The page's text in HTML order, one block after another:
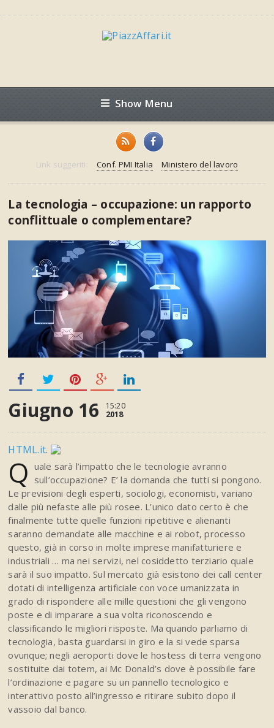
Show Menu
Link suggeriti: Conf. PMI Italia Ministero del lavoro
La tecnologia – occupazione: un rapporto
conflittuale o complementare?
Giugno 16 15:20
2018
HTML.it.
Q uale sarà l’impatto che le tecnologie avranno
sull’occupazione? E’ la domanda che tutti si pongono.
Le previsioni degli esperti, sociologi, economisti, variano
dalle più nefaste alle più rosee. L’unico dato certo è che
finalmente tutte quelle funzioni ripetitive e alienanti
saranno demandate alle macchine e ai robot, processo
questo, già in corso in molte imprese manifatturiere e
industriali … ma nei servizi, nel cosiddetto terziario quale
sarà il suo impatto. Sul mercato già esistono dei call center
dotati di intelligenza artificiale con voce umanizzata in
grado di rispondere alle mille questioni che gli vengono
poste e di imparare a sua volta riconoscendo e
classificando le migliori risposte. Ma quando parliamo di
tecnologia, basta guardarsi in giro e la si vede sparsa
ovunque; negli aeroporti dove le hostess di terra vengono
sostituite dai totem, ai Mc Donald’s dove è possibile fare
l’ordinazione e pagare su un pannello tecnologico e
interattivo posto all’ingresso e ritirare subito dopo il
vassoio dal banco.